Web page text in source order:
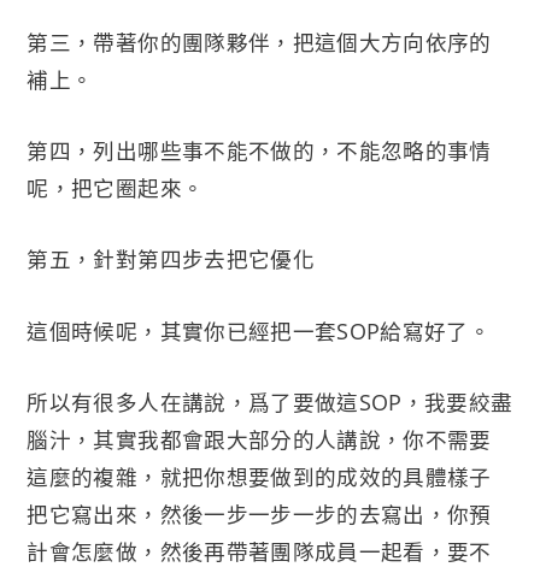
第三，帶著你的團隊夥伴，把這個大方向依序的
補上。
第四，列出哪些事不能不做的，不能忽略的事情
呢，把它圈起來。
第五，針對第四步去把它優化
這個時候呢，其實你已經把一套SOP給寫好了。
所以有很多人在講說，爲了要做這SOP，我要絞盡
腦汁，其實我都會跟大部分的人講說，你不需要
這麼的複雜，就把你想要做到的成效的具體樣子
把它寫出來，然後一步一步一步的去寫出，你預
計會怎麼做，然後再帶著團隊成員一起看，要不